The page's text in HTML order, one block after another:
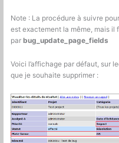
Note : La procédure à suivre
est exactement la même, mais il
par bug_update_page_fields
Voici l’affichage par défaut, sur
que je souhaite supprimer :